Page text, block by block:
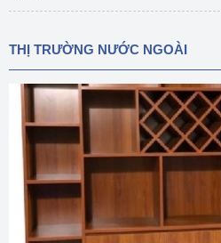
THỊ TRƯỜNG NƯỚC NGOÀI